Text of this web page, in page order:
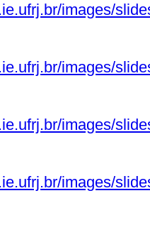
images/
images/
images/
images/